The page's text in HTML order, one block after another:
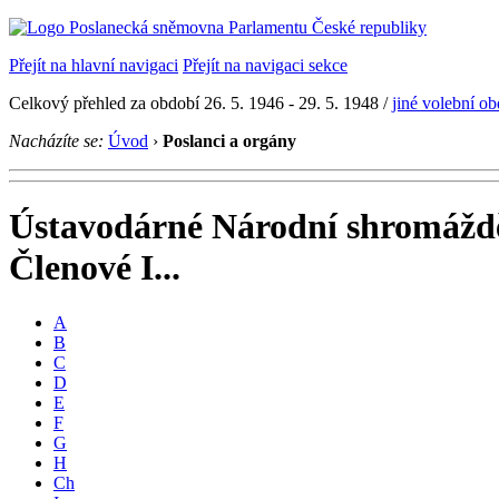
Přejít na hlavní navigaci Přejít na navigaci sekce
Celkový přehled za období 26. 5. 1946 - 29. 5. 1948 /jiné volební
Nacházíte se: Úvod › Poslanci a orgány
Ústavodárné Národní
Členové I...
A
B
C
D
E
F
G
H
Ch